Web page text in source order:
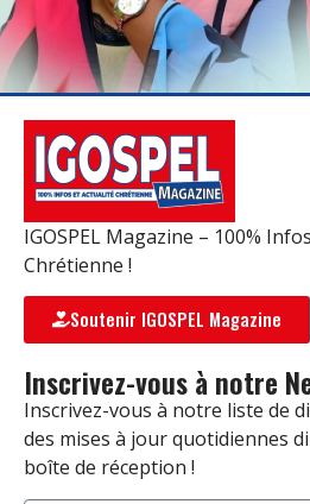
IGOSPEL Magazine – 100%
Chrétienne !
Soutenir IGOSPEL Magazine
Inscrivez-vous à notre
Inscrivez-vous à notre liste de
des mises à jour quotidiennes
boîte de réception !